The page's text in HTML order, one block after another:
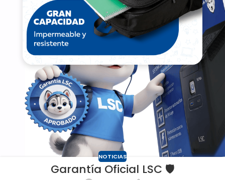
NOTICIAS
Garantía Oficial LSC 🛡️